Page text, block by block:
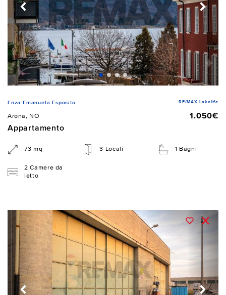
Enza Emanuela Esposito RE/MAX Lakelife
Arona, NO
1.050€
Appartamento
73 mq 3 Locali 1 Bagni
2 Camere da
letto